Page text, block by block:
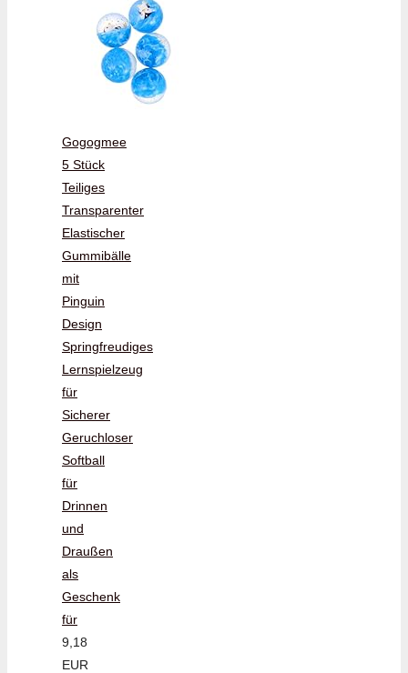
Gogogmee
5 Stück
Teiliges
Transparenter
Elastischer
Gummibälle
mit
Pinguin
Design
Springfreudiges
Lernspielzeug
für
Sicherer
Geruchloser
Softball
für
Drinnen
und
Draußen
als
Geschenk
für
9,18
EUR